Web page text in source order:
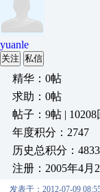
yuanle
关注 私信
精华：0帖
求助：0帖
帖子：9帖 | 10208
年度积分：2747
历史总积分：
注册：2005年4月
发表于：2012-07-09